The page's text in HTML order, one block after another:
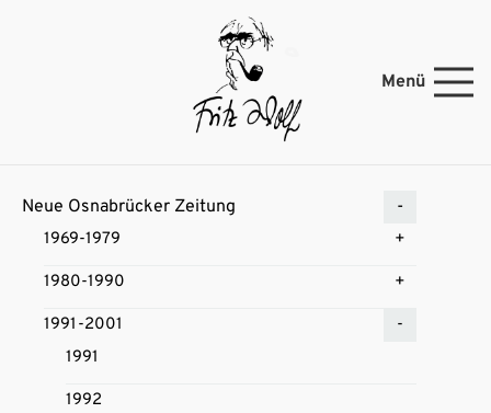
Menü
Neue Osnabrücker Zeitung
1969-1979
1980-1990
1991-2001
1991
1992